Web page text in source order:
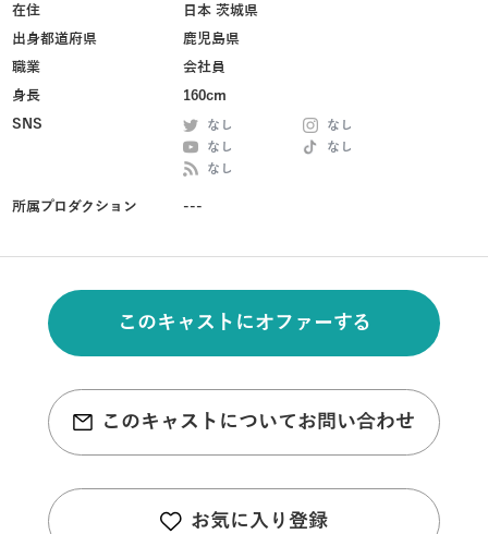
在住
日本 茨城県
出身都道府県
鹿児島県
職業
会社員
身長
160cm
SNS
なし
なし
なし
なし
なし
所属プロダクション ---
このキャストにオファーする
このキャストについてお問い合わせ
お気に入り登録